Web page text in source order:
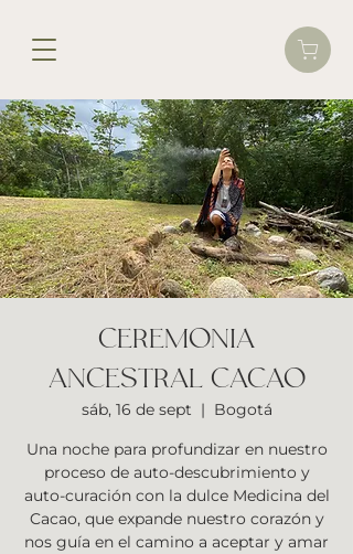
CEREMONIA
ANCESTRAL CACAO
sáb, 16 de sept
  |
Bogotá
Una noche para profundizar en nuestro
proceso de auto-descubrimiento y
auto-curación con la dulce Medicina del
Cacao, que expande nuestro corazón y
nos guía en el camino a aceptar y amar